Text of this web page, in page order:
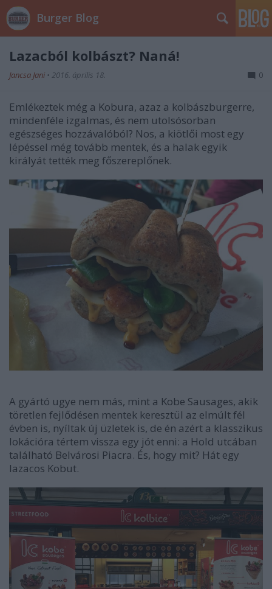
Burger Blog
Lazacból kolbászt? Naná!
Jancsa Jani • 2016. április 18. 0
Emlékeztek még a Kobura, azaz a kolbászburgerre,
mindenféle izgalmas, és nem utolsósorban
egészséges hozzávalóból? Nos, a kiötlői most egy
lépéssel még tovább mentek, és a halak egyik
királyát tették meg főszereplőnek.
A gyártó ugye nem más, mint a Kobe Sausages, akik
töretlen fejlődésen mentek keresztül az elmúlt fél
évben is, nyíltak új üzletek is, de én azért a klasszikus
lokációra tértem vissza egy jót enni: a Hold utcában
található Belvárosi Piacra. És, hogy mit? Hát egy
lazacos Kobut.